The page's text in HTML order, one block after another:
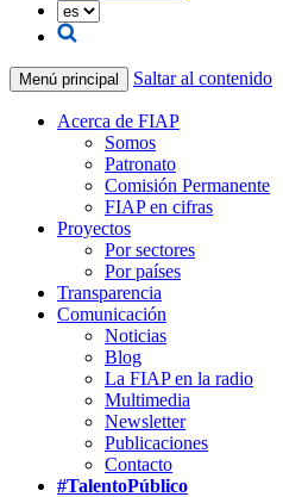
Menú principal Saltar al contenido
Acerca de FIAP
Somos
Patronato
Comisión Permanente
FIAP en cifras
Proyectos
Por sectores
Por países
Transparencia
Comunicación
Noticias
Blog
La FIAP en la radio
Multimedia
Newsletter
Publicaciones
Contacto
#TalentoPúblico